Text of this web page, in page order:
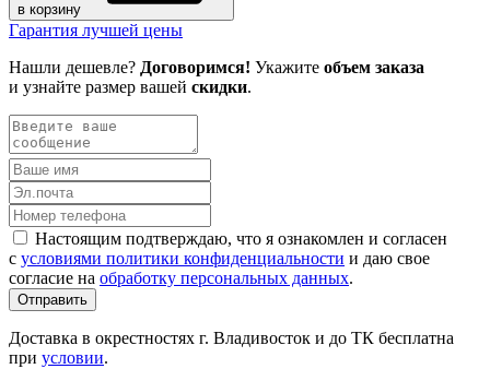
в корзину
Гарантия лучшей цены
Нашли дешевле? Договоримся! Укажите объем заказа
и узнайте размер вашей скидки.
Настоящим подтверждаю, что я ознакомлен и согласен
с условиями политики конфиденциальности и даю свое
согласие на обработку персональных данных.
Отправить
Доставка в окрестностях г. Владивосток и до ТК бесплатна
при условии.